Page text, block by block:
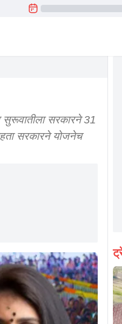
get relief
सरकारने 31
सरकारने योजनेच